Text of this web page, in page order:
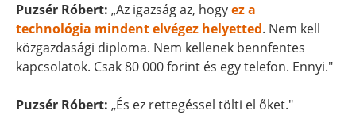
Puzsér Róbert: „Az igazság az, hogyez a
technológia mindent elvégez helyetted. Nem kell
közgazdasági diploma. Nem kellenek bennfentes
kapcsolatok. Csak 80 000 forint és egy telefon. Ennyi."
Puzsér Róbert: „És ez rettegéssel tölti el őket."